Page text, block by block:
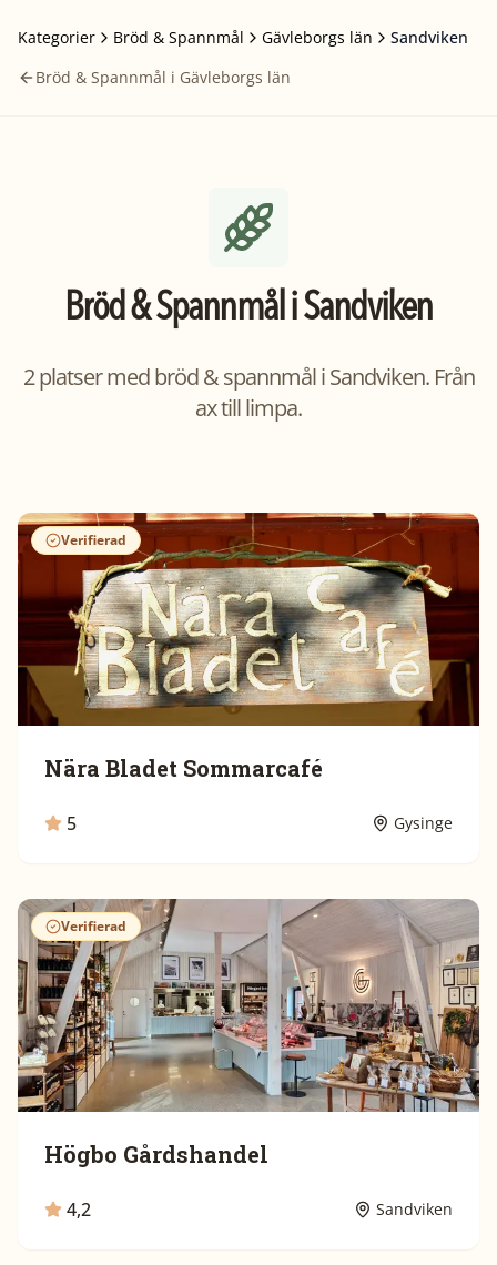
Kategorier Bröd & Spannmål Gävleborgs län
Sandviken
Bröd & Spannmål i Gävleborgs län
Bröd & SpannmåliSandviken
2 platser med bröd & spannmål i Sandviken. Från
ax till limpa.
Verifierad
Nära Bladet Sommarcafé
5 Gysinge
Verifierad
Högbo Gårdshandel
4,2 Sandviken